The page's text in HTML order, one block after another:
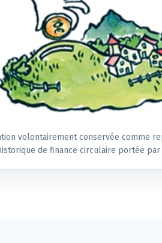
volontairement conservée comme
de finance circulaire portée par